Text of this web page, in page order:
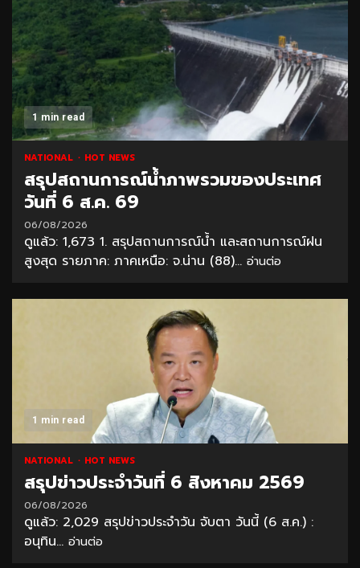
1 min read
NATIONAL HOT NEWS
สรุปสถานการณ์น้ำภาพรวมของประเทศ
วันที่ 6 ส.ค. 69
06/08/2026
ดูแล้ว: 1,673 1. สรุปสถานการณ์น้ำ และสถานการณ์ฝน
สูงสุด รายภาค: ภาคเหนือ: จ.น่าน (88)... อ่านต่อ
1 min read
NATIONAL HOT NEWS
สรุปข่าวประจำวันที่ 6 สิงหาคม 2569
06/08/2026
ดูแล้ว: 2,029 สรุปข่าวประจำวัน จับตา วันนี้ (6 ส.ค.) :
อนุทิน... อ่านต่อ